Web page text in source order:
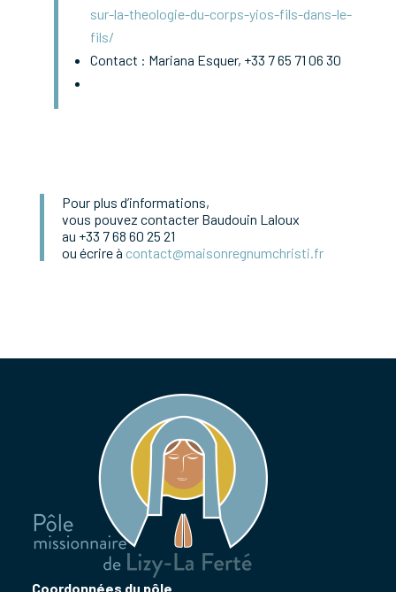
sur-la-theologie-du-corps-yios-fils-dans-le-
fils/
Contact : Mariana Esquer, +33 7 65 71 06 30
Pour plus d’informations,
vous pouvez contacter Baudouin Laloux
au +33 7 68 60 25 21
ou écrire à contact@maisonregnumchristi.fr
Coordonnées du pôle